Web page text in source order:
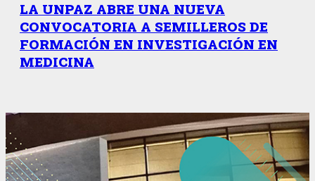
LA UNPAZ ABRE UNA NUEVA
CONVOCATORIA A SEMILLEROS DE
FORMACIÓN EN INVESTIGACIÓN EN
MEDICINA